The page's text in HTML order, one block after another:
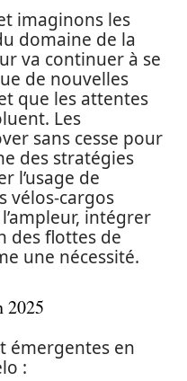
imaginons les
domaine de la
va continuer à se
de nouvelles
que les attentes
Les
sans cesse pour
des stratégies
l’usage de
vélos-cargos
intégrer
des flottes de
une nécessité.
2025
émergentes en
: